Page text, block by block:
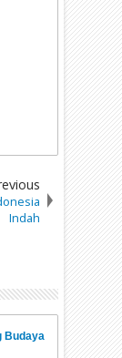
Indah
Budaya